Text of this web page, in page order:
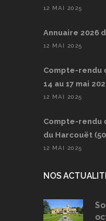
12 MAI 2025
Annuaire 2026
12 MAI 2025
Compte-rendu
14 au 17 mai
12 MAI 2025
Compte-rendu
du Harcouët
12 MAI 2025
NOS